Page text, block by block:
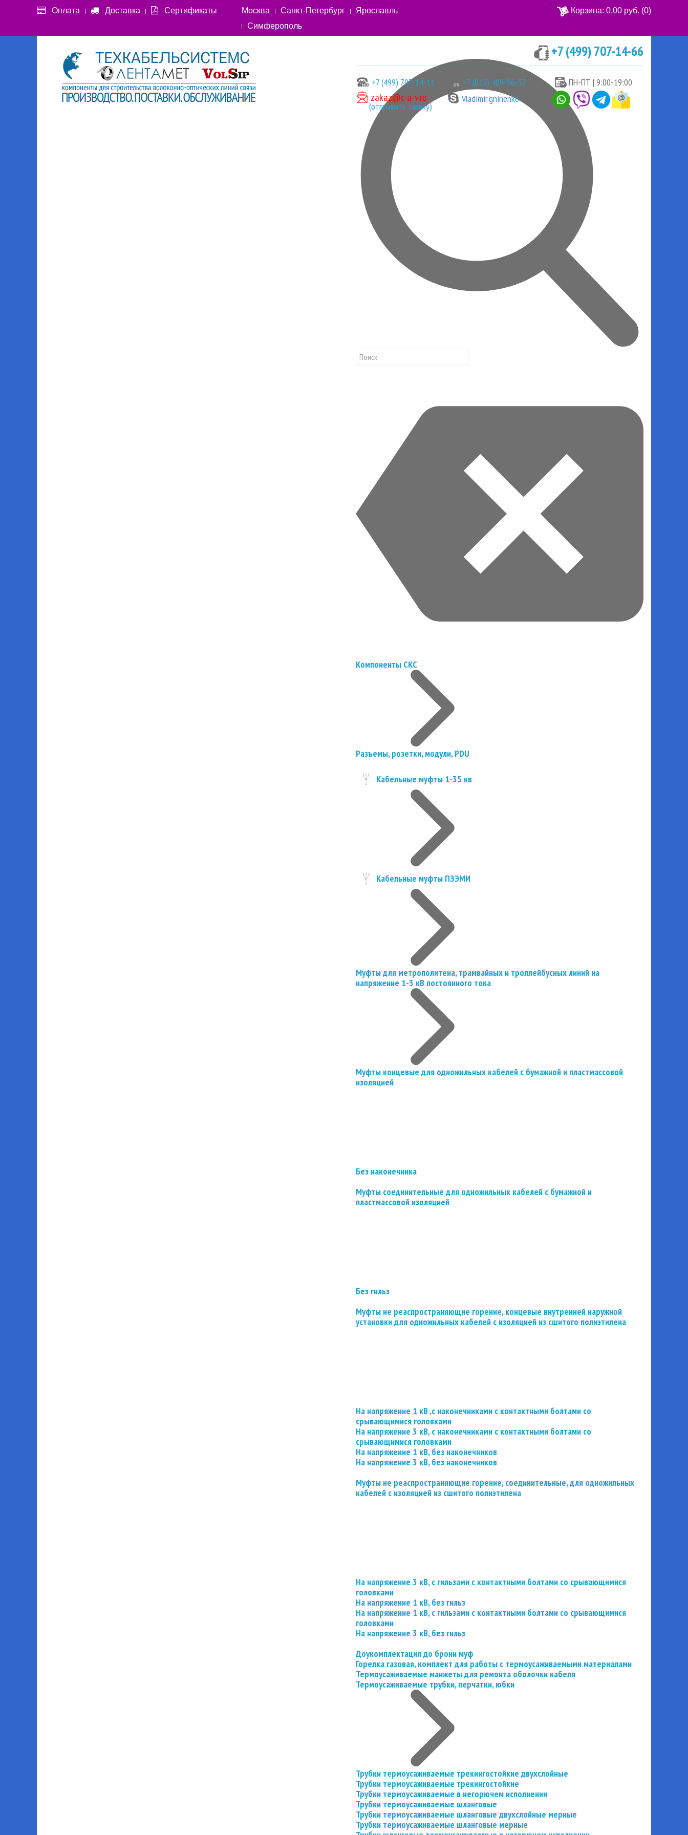
Оплата Доставка Сертификаты Москва Санкт-Петербург
Ярославль
Симферополь
Корзина: 0.00 руб. (0)
+7 (499) 707-14-66
+7 (499) 707-14-11 +7 (812) 409-96-57 ПН-ПТ | 9:00-19:00
zakaz@c-a-v.ru
(отправить заявку)
Vladimir.gninenko
Компоненты СКС
Разъемы, розетки, модули, PDU
Кабельные муфты 1-35 кв
Кабельные муфты ПЗЭМИ
Муфты для метрополитена, трамвайных и троллейбусных линий на
напряжение 1-3 кВ постоянного тока
Муфты концевые для одножильных кабелей с бумажной и пластмассовой
изоляцией
Без наконечника
Муфты соединительные для одножильных кабелей с бумажной и
пластмассовой изоляцией
Без гильз
Муфты не реаспространяющие горение, концевые внутренней наружной
установки для одножильных кабелей с изоляцией из сшитого полиэтилена
На напряжение 1 кВ ,с наконечниками с контактными болтами со
срывающимися головками
На напряжение 3 кВ, с наконечниками с контактными болтами со
срывающимися головками
На напряжение 1 кВ, без наконечников
На напряжение 3 кВ, без наконечников
Муфты не реаспространяющие горение, соединительные, для одножильных
кабелей с изоляцией из сшитого полиэтилена
На напряжение 3 кВ, с гильзами с контактными болтами со срывающимися
головками
На напряжение 1 кВ, без гильз
На напряжение 1 кВ, с гильзами с контактными болтами со срывающимися
головками
На напряжение 3 кВ, без гильз
Доукомплектация до брони муф
Горелка газовая, комплект для работы с термоусаживаемыми материалами
Термоусаживаемые манжеты для ремонта оболочки кабеля
Термоусаживаемые трубки, перчатки, юбки
Трубки термоусаживаемые трекингостойкие двухслойные
Трубки термоусаживаемые трекингостойкие
Трубки термоусаживаемые в негорючем исполнении
Трубки термоусаживаемые шланговые
Трубки термоусаживаемые шланговые двухслойные мерные
Трубки термоусаживаемые шланговые мерные